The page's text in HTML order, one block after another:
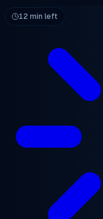
跳至主要内容
12 min left